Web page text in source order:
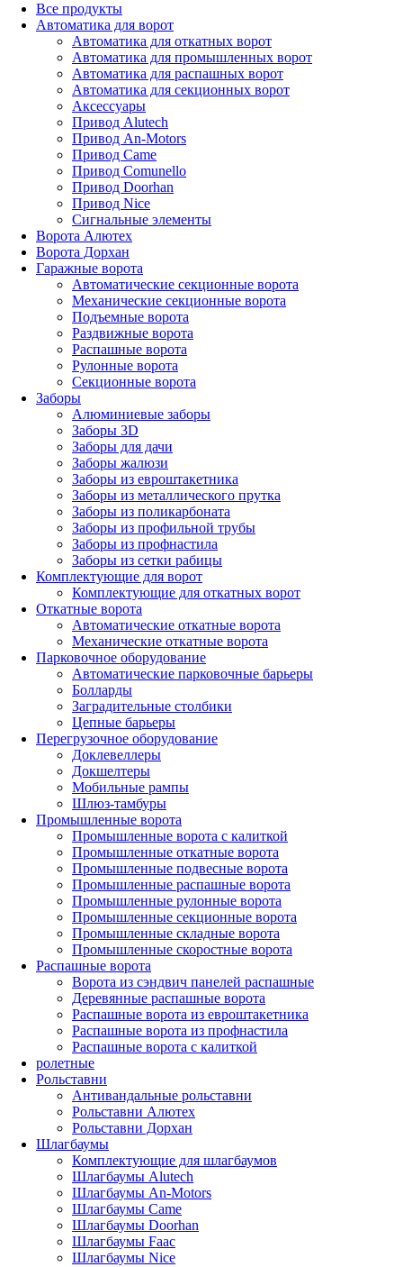
Все продукты
Автоматика для ворот
Автоматика для откатных ворот
Автоматика для промышленных ворот
Автоматика для распашных ворот
Автоматика для секционных ворот
Аксессуары
Привод Alutech
Привод An-Motors
Привод Came
Привод Comunello
Привод Doorhan
Привод Nice
Сигнальные элементы
Ворота Алютех
Ворота Дорхан
Гаражные ворота
Автоматические секционные ворота
Механические секционные ворота
Подъемные ворота
Раздвижные ворота
Распашные ворота
Рулонные ворота
Секционные ворота
Заборы
Алюминиевые заборы
Заборы 3D
Заборы для дачи
Заборы жалюзи
Заборы из евроштакетника
Заборы из металлического прутка
Заборы из поликарбоната
Заборы из профильной трубы
Заборы из профнастила
Заборы из сетки рабицы
Комплектующие для ворот
Комплектующие для откатных ворот
Откатные ворота
Автоматические откатные ворота
Механические откатные ворота
Парковочное оборудование
Автоматические парковочные барьеры
Болларды
Заградительные столбики
Цепные барьеры
Перегрузочное оборудование
Доклевеллеры
Докшелтеры
Мобильные рампы
Шлюз-тамбуры
Промышленные ворота
Промышленные ворота с калиткой
Промышленные откатные ворота
Промышленные подвесные ворота
Промышленные распашные ворота
Промышленные рулонные ворота
Промышленные секционные ворота
Промышленные складные ворота
Промышленные скоростные ворота
Распашные ворота
Ворота из сэндвич панелей распашные
Деревянные распашные ворота
Распашные ворота из евроштакетника
Распашные ворота из профнастила
Распашные ворота с калиткой
ролетные
Рольставни
Антивандальные рольставни
Рольставни Алютех
Рольставни Дорхан
Шлагбаумы
Комплектующие для шлагбаумов
Шлагбаумы Alutech
Шлагбаумы An-Motors
Шлагбаумы Came
Шлагбаумы Doorhan
Шлагбаумы Faac
Шлагбаумы Nice